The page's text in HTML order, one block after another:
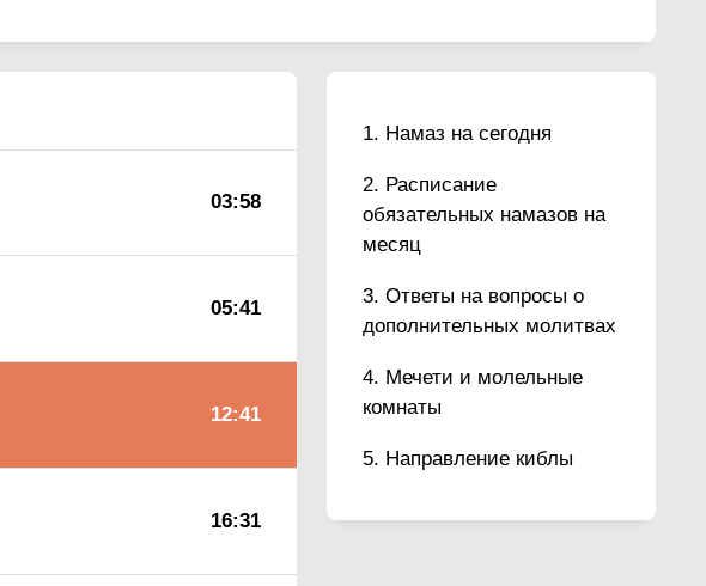
Намаз на сегодня
Расписание
обязательных намазов на
месяц
Ответы на вопросы о
дополнительных молитвах
Мечети и молельные
комнаты
Направление киблы
03:58
05:41
12:41
16:31